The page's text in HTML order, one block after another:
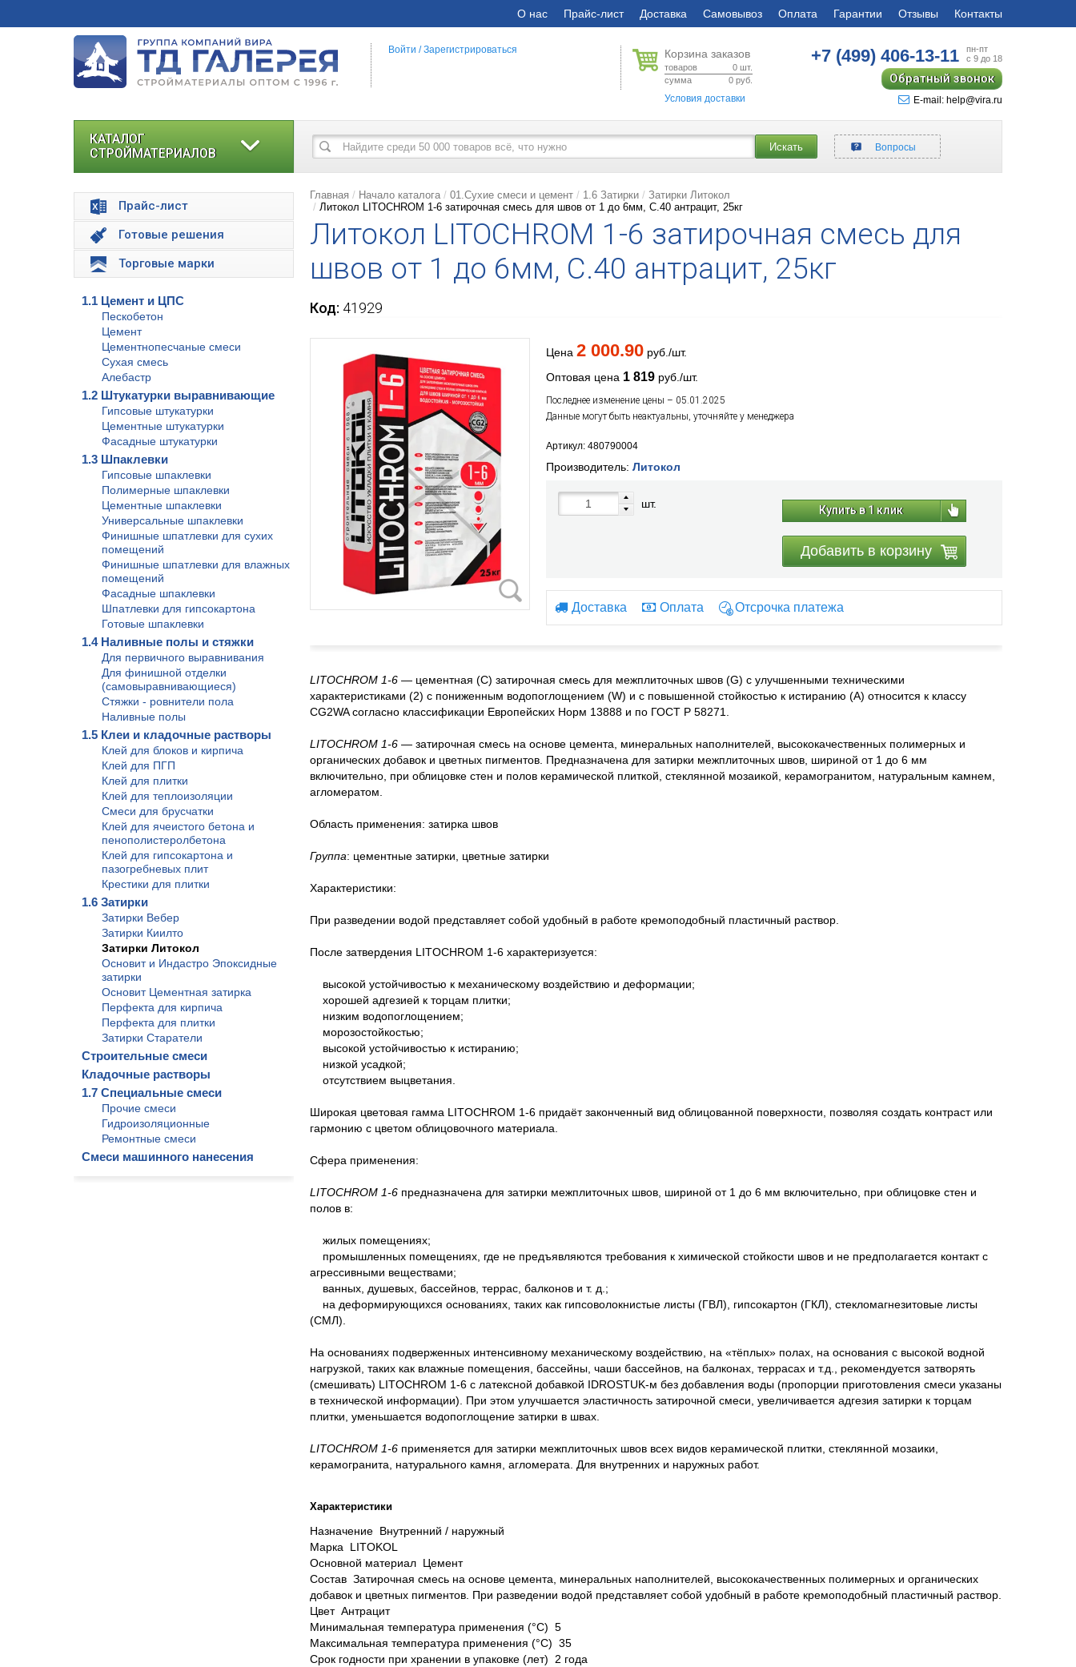
О нас Прайс-лист Доставка Самовывоз Оплата Гарантии Отзывы Контакты
Корзина заказов
товаров 0 шт.
сумма
0 руб.
Условия доставки
+7 (499)406-13-11
пн-пт
с 9 до 18
Обратный звонок
E-mail: help@vira.ru
Войти /Зарегистрироваться
КАТАЛОГ
СТРОЙМАТЕРИАЛОВ
Прайс-лист
Готовые решения
Торговые марки
1.1 Цемент и ЦПС
Пескобетон
Цемент
Цементнопесчаные смеси
Сухая смесь
Алебастр
1.2 Штукатурки выравнивающие
Гипсовые штукатурки
Цементные штукатурки
Фасадные штукатурки
1.3 Шпаклевки
Гипсовые шпаклевки
Полимерные шпаклевки
Цементные шпаклевки
Универсальные шпаклевки
Финишные шпатлевки для сухих
помещений
Финишные шпатлевки для влажных
помещений
Фасадные шпаклевки
Шпатлевки для гипсокартона
Готовые шпаклевки
1.4 Наливные полы и стяжки
Для первичного выравнивания
Для финишной отделки
(самовыравнивающиеся)
Стяжки - ровнители пола
Наливные полы
1.5 Клеи и кладочные растворы
Клей для блоков и кирпича
Клей для ПГП
Клей для плитки
Клей для теплоизоляции
Смеси для брусчатки
Клей для ячеистого бетона и
пенополистеролбетона
Клей для гипсокартона и
пазогребневых плит
Крестики для плитки
1.6 Затирки
Затирки Вебер
Затирки Киилто
Затирки Литокол
Основит и Индастро Эпоксидные
затирки
Основит Цементная затирка
Перфекта для кирпича
Перфекта для плитки
Затирки Старатели
Строительные смеси
Кладочные растворы
1.7 Специальные смеси
Прочие смеси
Гидроизоляционные
Ремонтные смеси
Смеси машинного нанесения
Искать Вопросы
Главная Начало каталога 01.Сухие смеси и цемент 1.6 Затирки
Затирки Литокол
Литокол LITOCHROM 1-6 затирочная смесь для швов от 1 до 6мм, C.40 антрацит, 25кг
Литокол LITOCHROM 1-6 затирочная смесь для
швов от 1 до 6мм, C.40 антрацит, 25кг
Код: 41929
Цена 2 000.90руб./шт.
Оптовая цена 1 819руб./шт.
Последнее изменение цены – 05.01.2025
Данные могут быть неактуальны, уточняйте у менеджера
Артикул: 480790004
Производитель: Литокол
шт. Купить в 1 клик
Добавить в корзину
Доставка Оплата Отсрочка платежа
LITOCHROM 1-6 — цементная (С) затирочная смесь для межплиточных швов (G) с улучшенными техническими
характеристиками (2) с пониженным водопоглощением (W) и с повышенной стойкостью к истиранию (A) относится к классу
CG2WA согласно классификации Европейских Норм 13888 и по ГОСТ Р 58271.
LITOCHROM 1-6 — затирочная смесь на основе цемента, минеральных наполнителей, высококачественных полимерных и
органических добавок и цветных пигментов. Предназначена для затирки межплиточных швов, шириной от 1 до 6 мм
включительно, при облицовке стен и полов керамической плиткой, стеклянной мозаикой, керамогранитом, натуральным камнем,
агломератом.
Область применения: затирка швов
Группа: цементные затирки, цветные затирки
Характеристики:
При разведении водой представляет собой удобный в работе кремоподобный пластичный раствор.
После затвердения LITOCHROM 1-6 характеризуется:
высокой устойчивостью к механическому воздействию и деформации;
хорошей адгезией к торцам плитки;
низким водопоглощением;
морозостойкостью;
высокой устойчивостью к истиранию;
низкой усадкой;
отсутствием выцветания.
Широкая цветовая гамма LITOCHROM 1-6 придаёт законченный вид облицованной поверхности, позволяя создать контраст или
гармонию с цветом облицовочного материала.
Сфера применения:
LITOCHROM 1-6 предназначена для затирки межплиточных швов, шириной от 1 до 6 мм включительно, при облицовке стен и
полов в:
жилых помещениях;
промышленных помещениях, где не предъявляются требования к химической стойкости швов и не предполагается контакт с
агрессивными веществами;
ванных, душевых, бассейнов, террас, балконов и т. д.;
на деформирующихся основаниях, таких как гипсоволокнистые листы (ГВЛ), гипсокартон (ГКЛ), стекломагнезитовые листы
(СМЛ).
На основаниях подверженных интенсивному механическому воздействию, на «тёплых» полах, на основания с высокой водной
нагрузкой, таких как влажные помещения, бассейны, чаши бассейнов, на балконах, террасах и т.д., рекомендуется затворять
(смешивать) LITOCHROM 1-6 с латексной добавкой IDROSTUK-м без добавления воды (пропорции приготовления смеси указаны
в технической информации). При этом улучшается эластичность затирочной смеси, увеличивается адгезия затирки к торцам
плитки, уменьшается водопоглощение затирки в швах.
LITOCHROM 1-6 применяется для затирки межплиточных швов всех видов керамической плитки, стеклянной мозаики,
керамогранита, натурального камня, агломерата. Для внутренних и наружных работ.
Характеристики
Назначение Внутренний / наружный
Марка LITOKOL
Основной материал Цемент
Состав Затирочная смесь на основе цемента, минеральных наполнителей, высококачественных полимерных и органических
добавок и цветных пигментов. При разведении водой представляет собой удобный в работе кремоподобный пластичный раствор.
Цвет Антрацит
Минимальная температура применения (°C) 5
Максимальная температура применения (°C) 35
Срок годности при хранении в упаковке (лет) 2 года